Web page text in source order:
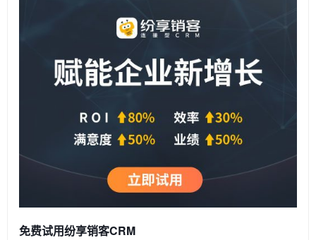
免费试用纷享销客CRM